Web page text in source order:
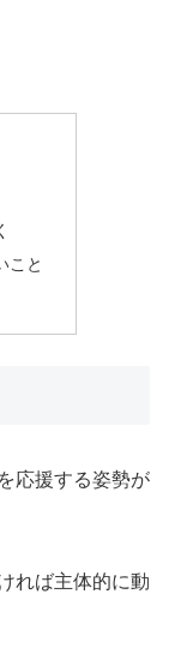
こと
応援する姿勢が
れば主体的に動